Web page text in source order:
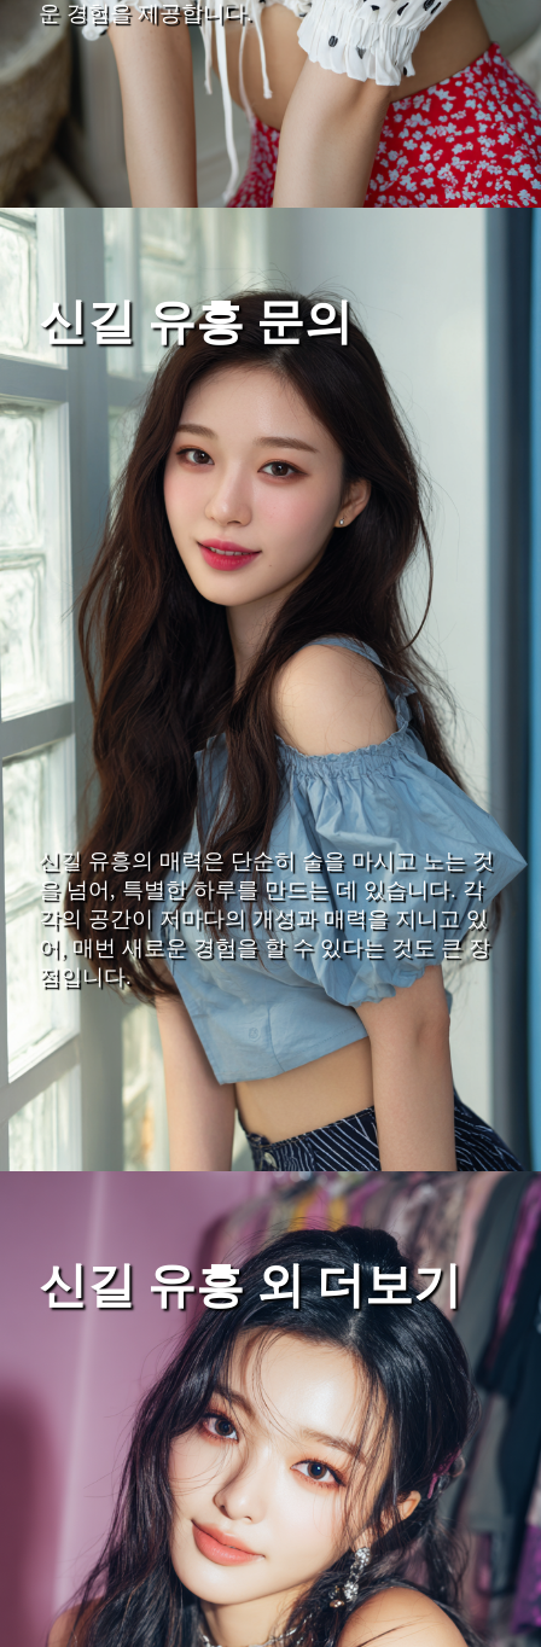
운 경험을 제공합니다.
신길 유흥 문의
신길 유흥의 매력은 단순히 술을 마시고 노는 것
을 넘어, 특별한 하루를 만드는 데 있습니다. 각
각의 공간이 저마다의 개성과 매력을 지니고 있
어, 매번 새로운 경험을 할 수 있다는 것도 큰 장
점입니다.
신길 유흥 외 더보기